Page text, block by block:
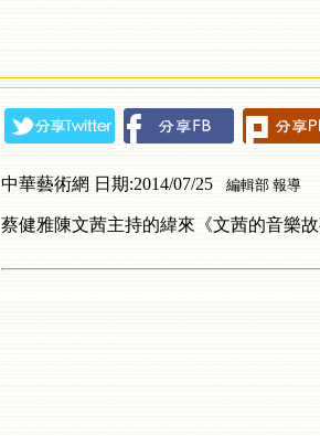
中華藝術網 日期:2014/07/25 編輯部 報導
蔡健雅陳文茜主持的緯來《文茜的音樂